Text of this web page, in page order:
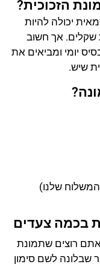
הזכוכית?
יכולה להיות
שקלים. אך חשוב
יומי ומביאים את
שיש.
שלנו)
בכמה צעדים
אתם רוצים שתמונת
שבלונה לשם סימון